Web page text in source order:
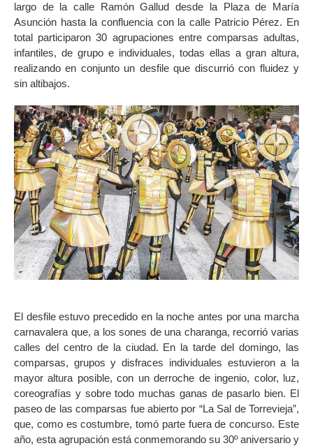
largo de la calle Ramón Gallud desde la Plaza de María
Asunción hasta la confluencia con la calle Patricio Pérez. En
total participaron 30 agrupaciones entre comparsas adultas,
infantiles, de grupo e individuales, todas ellas a gran altura,
realizando en conjunto un desfile que discurrió con fluidez y
sin altibajos.
El desfile estuvo precedido en la noche antes por una marcha
carnavalera que, a los sones de una charanga, recorrió varias
calles del centro de la ciudad. En la tarde del domingo, las
comparsas, grupos y disfraces individuales estuvieron a la
mayor altura posible, con un derroche de ingenio, color, luz,
coreografías y sobre todo muchas ganas de pasarlo bien. El
paseo de las comparsas fue abierto por “La Sal de Torrevieja”,
que, como es costumbre, tomó parte fuera de concurso. Este
año, esta agrupación está conmemorando su 30º aniversario y